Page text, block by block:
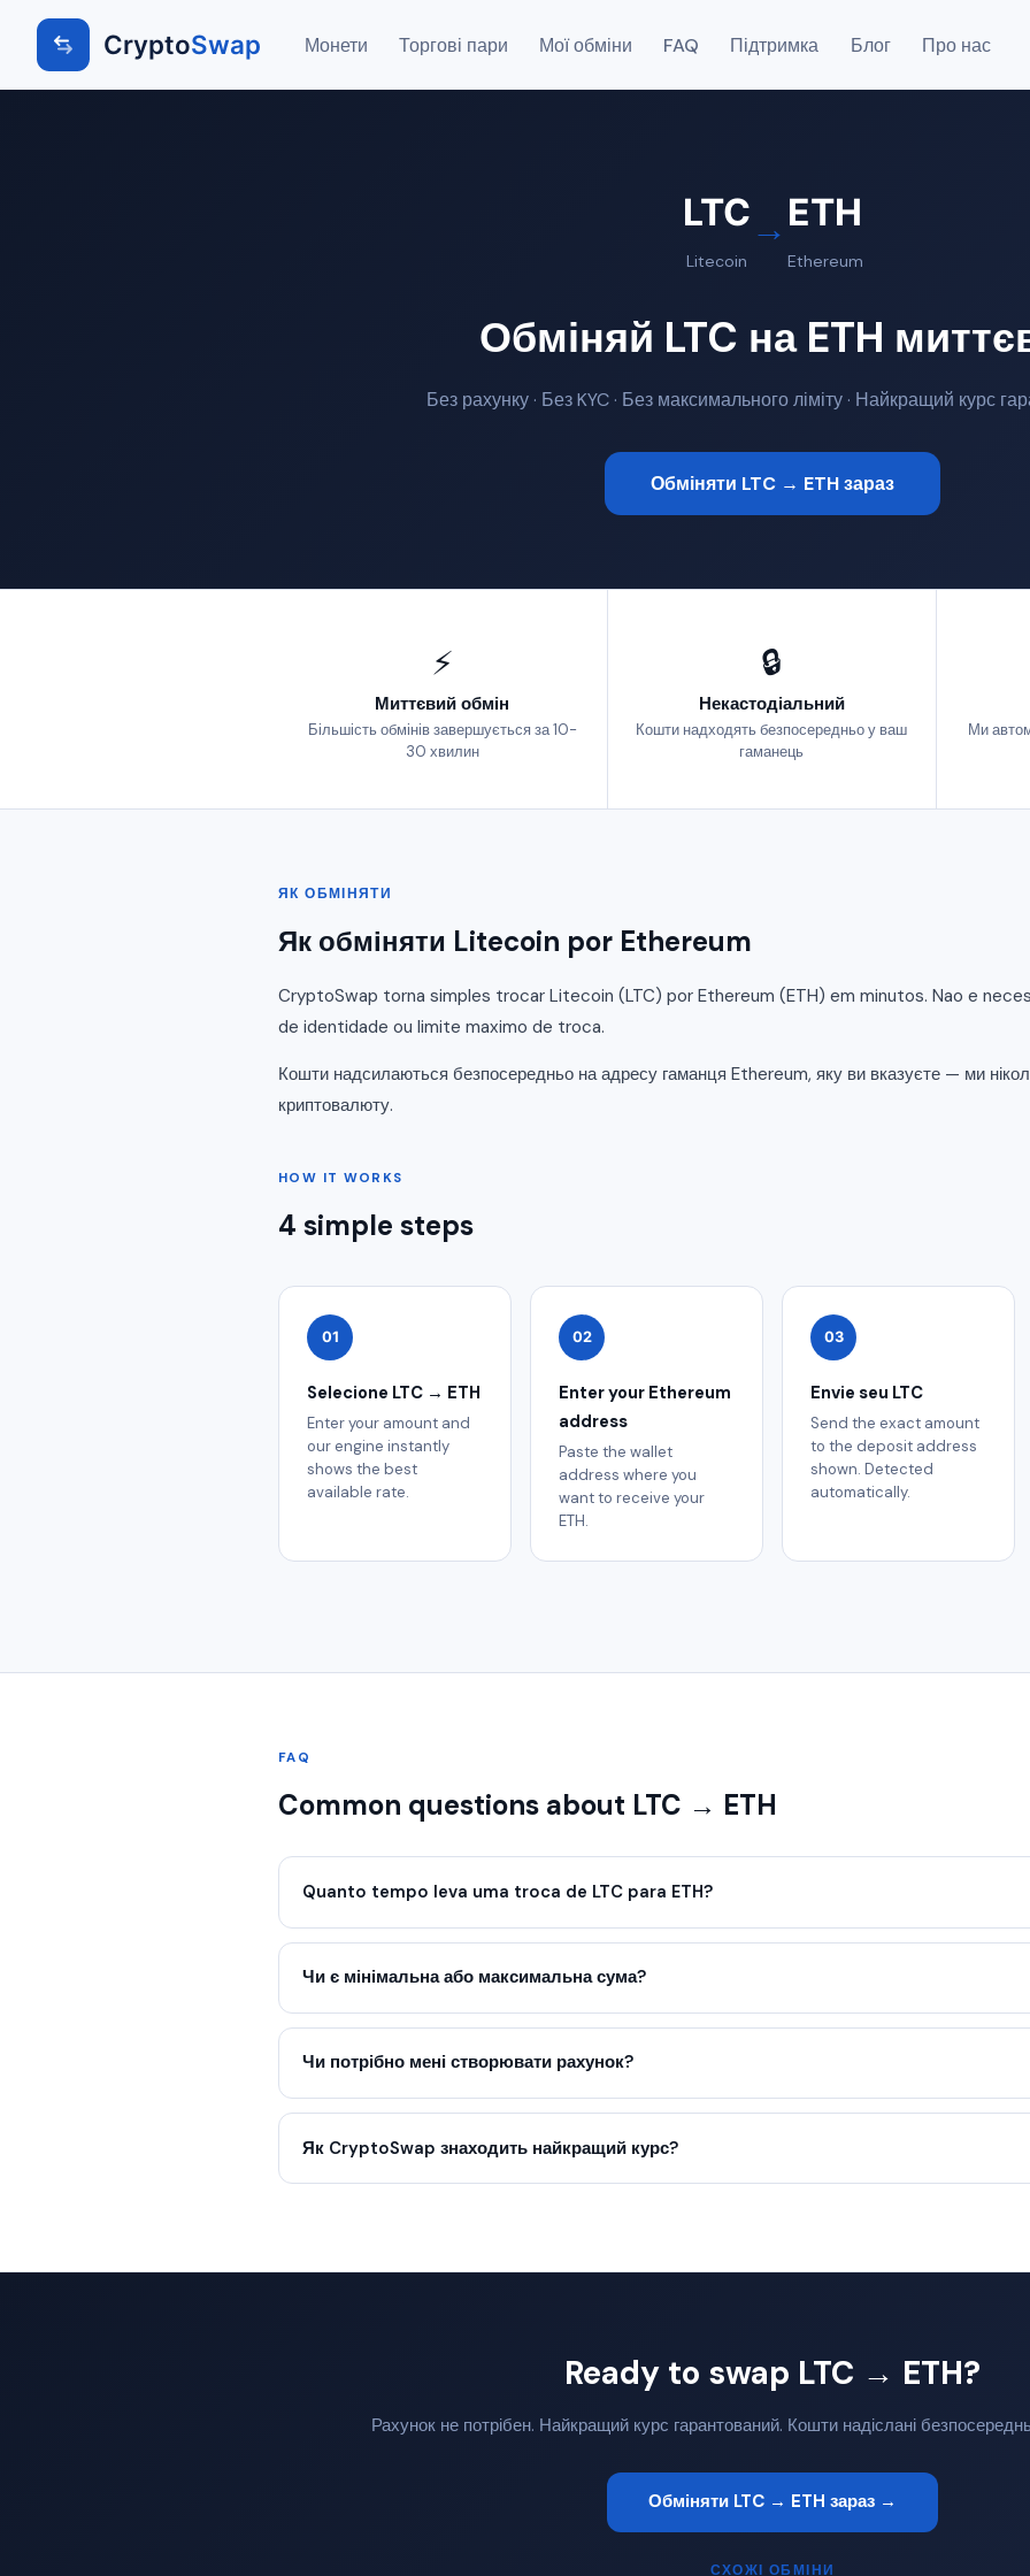
CryptoSwap Монети Торгові пари Мої обміни FAQ Підтримка Блог Про нас
LTC
Litecoin
→ ETH
Ethereum
Обміняй LTC на ETH
Без рахунку · Без KYC · Без максимального ліміту · Найкращий курс
Обміняти LTC → ETH зараз
⚡
Миттєвий обмін
Більшість обмінів завершується за 10-
30 хвилин
🔒
Некастодіальний
Кошти надходять безпосередньо у ваш
гаманець
Ми
ЯК ОБМІНЯТИ
Як обміняти Litecoin por Ethereum
CryptoSwap torna simples trocar Litecoin (LTC) por Ethereum (ETH) em minutos. Nao e
de identidade ou limite maximo de troca.
Кошти надсилаються безпосередньо на адресу гаманця Ethereum, яку ви вказуєте — ми
криптовалюту.
HOW IT WORKS
4 simple steps
01
Selecione LTC → ETH
Enter your amount and
our engine instantly
shows the best
available rate.
02
Enter your Ethereum
address
Paste the wallet
address where you
want to receive your
ETH.
03
Envie seu LTC
Send the exact amount
to the deposit address
shown. Detected
automatically.
FAQ
Common questions about LTC → ETH
Quanto tempo leva uma troca de LTC para ETH?
Чи є мінімальна або максимальна сума?
Чи потрібно мені створювати рахунок?
Як CryptoSwap знаходить найкращий курс?
Ready to swap LTC → ETH?
Рахунок не потрібен. Найкращий курс гарантований. Кошти надіслані
Обміняти LTC → ETH зараз →
СХОЖІ ОБМІНИ